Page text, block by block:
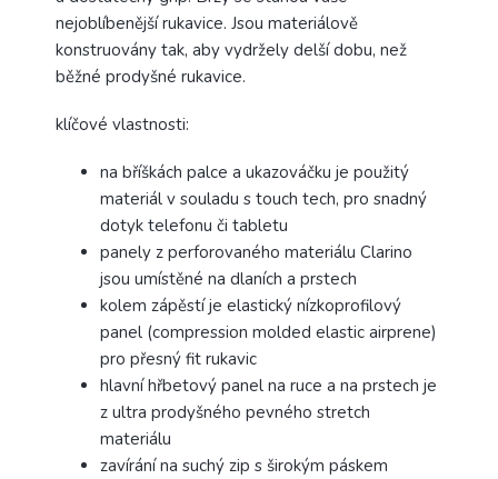
nejoblíbenější rukavice. Jsou materiálově
konstruovány tak, aby vydržely delší dobu, než
běžné prodyšné rukavice.
klíčové vlastnosti:
na bříškách palce a ukazováčku je použitý
materiál v souladu s touch tech, pro snadný
dotyk telefonu či tabletu
panely z perforovaného materiálu Clarino
jsou umístěné na dlaních a prstech
kolem zápěstí je elastický nízkoprofilový
panel (compression molded elastic airprene)
pro přesný fit rukavic
hlavní hřbetový panel na ruce a na prstech je
z ultra prodyšného pevného stretch
materiálu
zavírání na suchý zip s širokým páskem